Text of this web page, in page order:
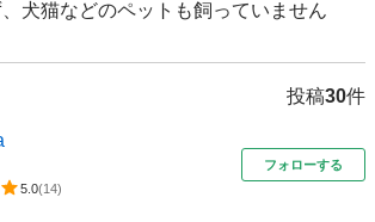
、犬猫などのペットも飼っていません
投稿30件
5.0(14)
フォローする